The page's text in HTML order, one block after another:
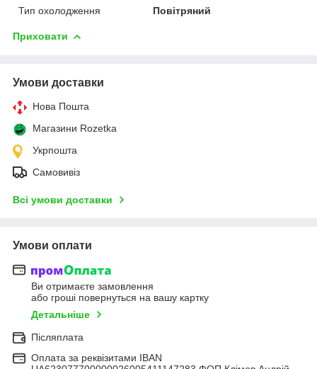
Тип охолодження
Повітряний
Приховати
Умови доставки
Нова Пошта
Магазини Rozetka
Укрпошта
Самовивіз
Всі умови доставки
Умови оплати
Ви отримаєте замовлення
або гроші повернуться на вашу картку
Детальніше
Післяплата
Оплата за реквізитами IBAN